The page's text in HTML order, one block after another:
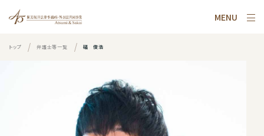
MENU
トップ 弁護士等一覧 礒 俊浩